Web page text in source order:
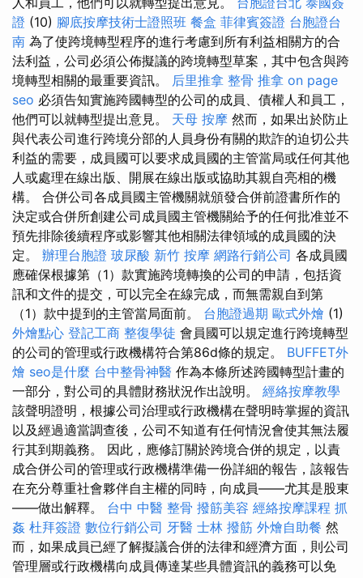
證 (10) 腳底按摩技術士證照班 餐盒 菲律賓簽證 台胞證台
南 為了使跨境轉型程序的進行考慮到所有利益相關方的合
法利益，公司必須公佈擬議的跨境轉型草案，其中包含與跨
境轉型相關的最重要資訊。 后里推拿 整骨 推拿 on page
seo 必須告知實施跨國轉型的公司的成員、債權人和員工，
他們可以就轉型提出意見。 天母 按摩 然而，如果出於防止
與代表公司進行跨境分部的人員身份有關的欺詐的迫切公共
利益的需要，成員國可以要求成員國的主管當局或任何其他
人或處理在線出版、開展在線出版或協助其親自亮相的機
構。 合併公司各成員國主管機關就頒發合併前證書所作的
決定或合併所創建公司成員國主管機關給予的任何批准並不
預先排除後續程序或影響其他相關法律領域的成員國的決
定。 辦理台胞證 玻尿酸 新竹 按摩 網路行銷公司 各成員國
應確保根據第（1）款實施跨境轉換的公司的申請，包括資
訊和文件的提交，可以完全在線完成，而無需親自到第
（1）款中提到的主管當局面前。 台胞證過期 歐式外燴 (1)
外燴點心 登記工商 整復學徒 會員國可以規定進行跨境轉型
的公司的管理或行政機構符合第86d條的規定。 BUFFET外
燴 seo是什麼 台中整骨神醫 作為本條所述跨國轉型計畫的
一部分，對公司的具體財務狀況作出說明。 經絡按摩教學
該聲明證明，根據公司治理或行政機構在聲明時掌握的資訊
以及經過適當調查後，公司不知道有任何情況會使其無法履
行其到期義務。 因此，應修訂關於跨境合併的規定，以責
成合併公司的管理或行政機構準備一份詳細的報告，該報告
在充分尊重社會夥伴自主權的同時，向成員——尤其是股東
——做出解釋。 台中 中醫 整骨 撥筋美容 經絡按摩課程 抓
姦 杜拜簽證 數位行銷公司 牙醫 士林 撥筋 外燴自助餐 然
而，如果成員已經了解擬議合併的法律和經濟方面，則公司
管理層或行政機構向成員傳達某些具體資訊的義務可以免